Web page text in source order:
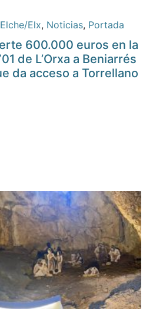
Elche/Elx, Noticias, Portada
600.000 euros en la
de L’Orxa a Beniarrés
da acceso a Torrellano